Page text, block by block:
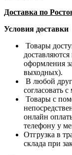
Доставка по
Условия доставки
Товары
оформления
выходных).
В любой
согласовать
Товары с
онлайн
телефону у
Отгрузка в
склада при